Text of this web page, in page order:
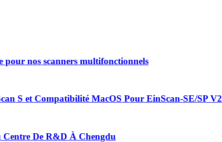
nos scanners multifonctionnels
S et Compatibilité MacOS Pour EinScan-SE/SP V2
De R&D À Chengdu